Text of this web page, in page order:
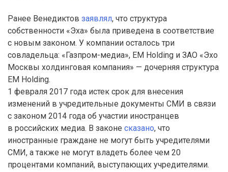
Ранее Венедиктов заявлял, что структура
собственности «Эха» была приведена в соответствие
с новым законом. У компании осталось три
совладельца: «Газпром-медиа», EM Holding и ЗАО «Эхо
Москвы холдинговая компания» — дочерняя структура
EM Holding.
1 февраля 2017 года истек срок для внесения
изменений в учредительные документы СМИ в связи
с законом 2014 года об участии иностранцев
в российских медиа. В законе сказано, что
иностранные граждане не могут быть учредителями
СМИ, а также не могут владеть более чем 20
процентами компаний, выступающих учредителями.